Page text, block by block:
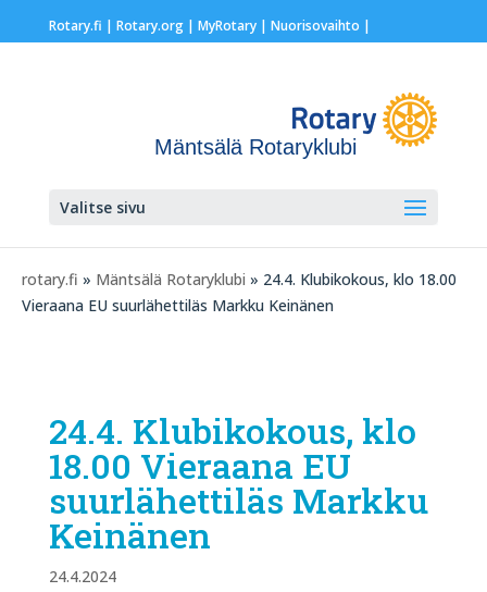
Rotary.fi | Rotary.org| MyRotary | Nuorisovaihto |
Mäntsälä Rotaryklubi
Valitse sivu
rotary.fi » Mäntsälä Rotaryklubi » 24.4. Klubikokous, klo 18.00
Vieraana EU suurlähettiläs Markku Keinänen
24.4. Klubikokous, klo
18.00 Vieraana EU
suurlähettiläs Markku
Keinänen
24.4.2024